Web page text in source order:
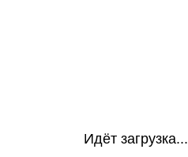
Идёт загрузка...